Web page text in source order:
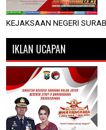
KEJAKSAAN NEGERI
IKLAN UCAPAN